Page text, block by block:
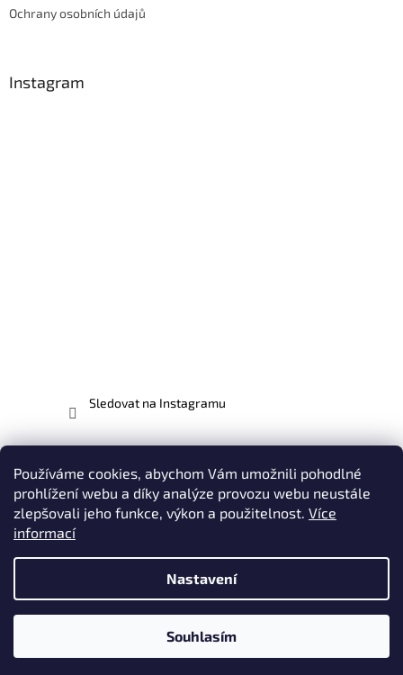
Používáme cookies, abychom Vám umožnili pohodlné
prohlížení webu a díky analýze provozu webu neustále
zlepšovali jeho funkce, výkon a použitelnost. Více
informací
Nastavení
Souhlasím
Ochrany osobních údajů
Instagram
Sledovat na Instagramu
Copyright 2026EVO-MX.CZ - odborníci na motocykly EVO |
vyhrazena.